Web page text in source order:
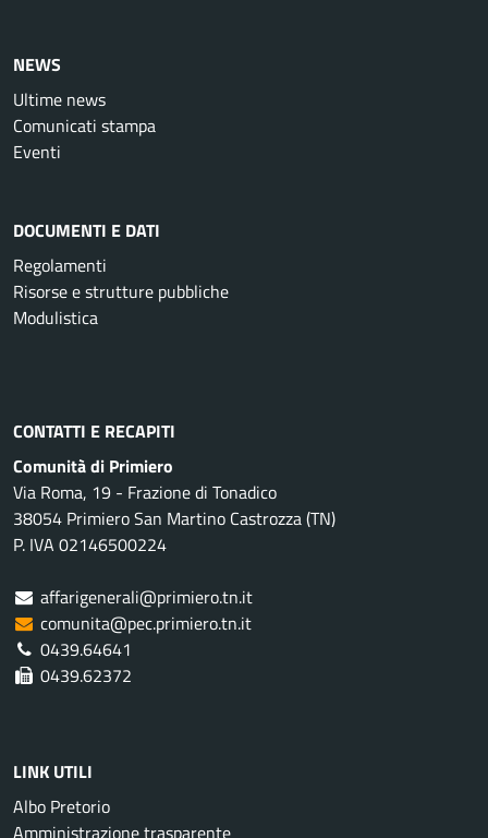
NEWS
Ultime news
Comunicati stampa
Eventi
DOCUMENTI E DATI
Regolamenti
Risorse e strutture pubbliche
Modulistica
CONTATTI E RECAPITI
Comunità di Primiero
Via Roma, 19 - Frazione di Tonadico
38054 Primiero San Martino Castrozza (TN)
P. IVA 02146500224
affarigenerali@primiero.tn.it
comunita@pec.primiero.tn.it
0439.64641
0439.62372
LINK UTILI
Albo Pretorio
Amministrazione trasparente